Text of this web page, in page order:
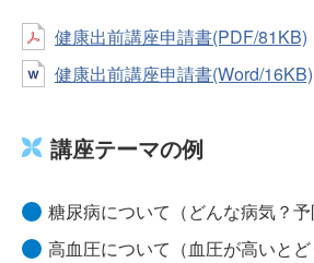
健康出前講座申請書(PDF/81KB)
健康出前講座申請書(Word/16KB)
講座テーマの例
糖尿病について（どんな病気？予
高血圧について（血圧が高いと